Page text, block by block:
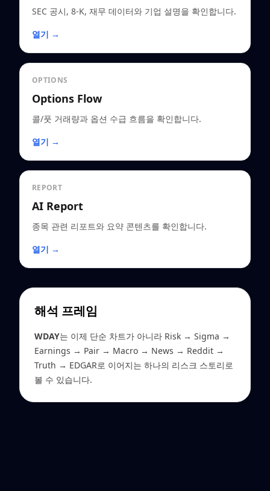
SEC 공시, 8-K, 재무 데이터와 기업 설명을 확인합니다.
열기 →
OPTIONS
Options Flow
콜/풋 거래량과 옵션 수급 흐름을 확인합니다.
열기 →
REPORT
AI Report
종목 관련 리포트와 요약 콘텐츠를 확인합니다.
열기 →
해석 프레임
WDAY는 이제 단순 차트가 아니라 Risk → Sigma →
Earnings → Pair → Macro → News → Reddit →
Truth → EDGAR로 이어지는 하나의 리스크 스토리로
볼 수 있습니다.